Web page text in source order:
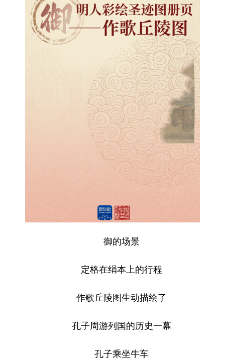
御的场景
定格在绢本上的行程
作歌丘陵图生动描绘了
孔子周游列国的历史一幕
孔子乘坐牛车